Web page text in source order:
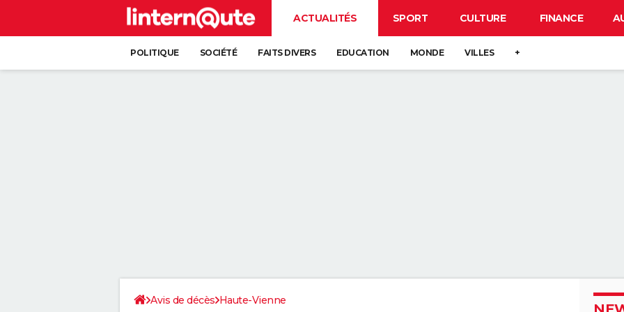
ACTUALITÉS SPORT CULTURE FINANCE
POLITIQUE SOCIÉTÉ FAITS DIVERS EDUCATION MONDE VILLES +
Avis de décès Haute-Vienne